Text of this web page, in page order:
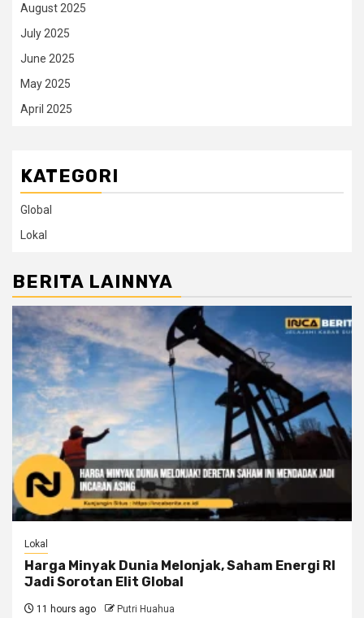
August 2025
July 2025
June 2025
May 2025
April 2025
KATEGORI
Global
Lokal
BERITA LAINNYA
Lokal
Harga Minyak Dunia Melonjak, Saham Energi RI
Jadi Sorotan Elit Global
11 hours ago Putri Huahua